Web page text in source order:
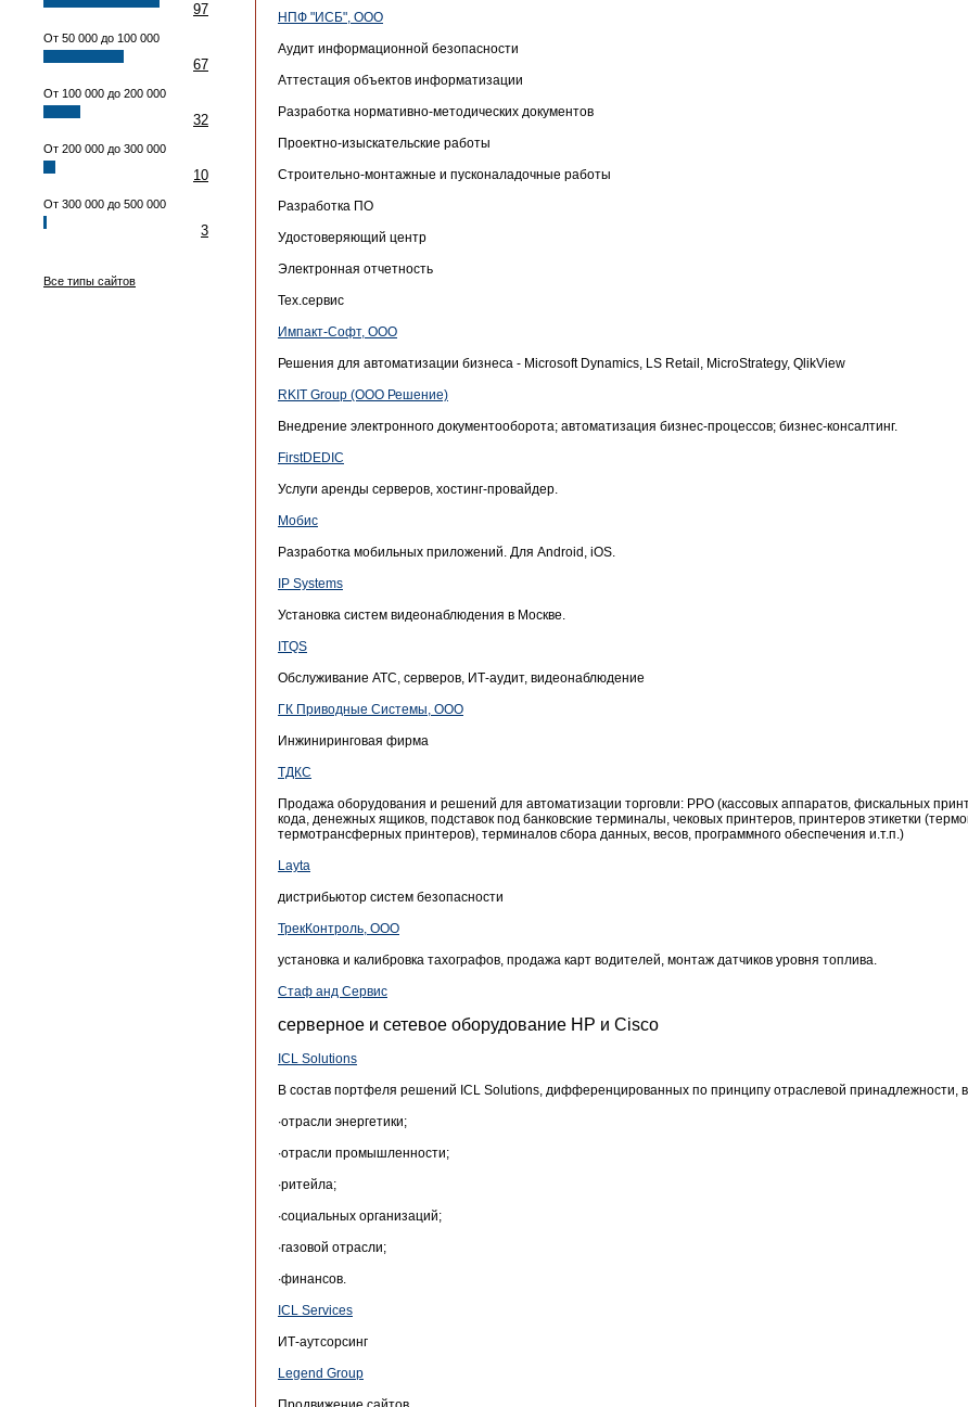
97
От 50 000 до 100 000
67
От 100 000 до 200 000
32
От 200 000 до 300 000
10
От 300 000 до 500 000
3
Все типы сайтов
НПФ "ИСБ", ООО
Аудит информационной безопасности
Аттестация объектов информатизации
Разработка нормативно-методических документов
Проектно-изыскательские работы
Строительно-монтажные и пусконаладочные работы
Разработка ПО
Удостоверяющий центр
Электронная отчетность
Тех.сервис
Импакт-Софт, ООО
Решения для автоматизации бизнеса - Microsoft Dynamics, LS Retail, MicroStrategy, QlikView
RKIT Group (ООО Решение)
Внедрение электронного документооборота; автоматизация бизнес-процессов; бизнес-консалтинг.
FirstDEDIC
Услуги аренды серверов, хостинг-провайдер.
Мобис
Разработка мобильных приложений. Для Android, iOS.
IP Systems
Установка систем видеонаблюдения в Москве.
ITQS
Обслуживание АТС, серверов, ИТ-аудит, видеонаблюдение
ГК Приводные Системы, ООО
Инжиниринговая фирма
ТДКС
Продажа оборудования и решений для автоматизации торговли: РРО (кассовых аппаратов, фискальных
кода, денежных ящиков, подставок под банковские терминалы, чековых принтеров, принтеров этикетки
термотрансферных принтеров), терминалов сбора данных, весов, программного обеспечения и.т.п.)
Layta
дистрибьютор систем безопасности
ТрекКонтроль, ООО
установка и калибровка тахографов, продажа карт водителей, монтаж датчиков уровня топлива.
Стаф анд Сервис
серверное и сетевое оборудование HP и Cisco
ICL Solutions
В состав портфеля решений ICL Solutions, дифференцированных по принципу отраслевой принадлежности,
∙отрасли энергетики;
∙отрасли промышленности;
∙ритейла;
∙социальных организаций;
∙газовой отрасли;
∙финансов.
ICL Services
ИТ-аутсорсинг
Legend Group